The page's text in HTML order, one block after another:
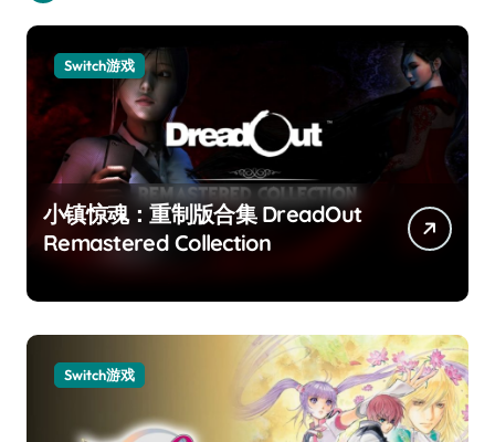
Switch游戏
小镇惊魂：重制版合集 DreadOut
Remastered Collection
Switch游戏